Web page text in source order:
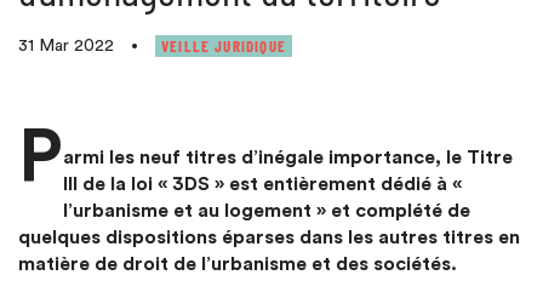
31 Mar 2022 • VEILLE JURIDIQUE
Parmi les neuf titres d’inégale importance, le Titre
III de la loi « 3DS » est entièrement dédié à «
l’urbanisme et au logement » et complété de
quelques dispositions éparses dans les autres titres en
matière de droit de l’urbanisme et des sociétés.